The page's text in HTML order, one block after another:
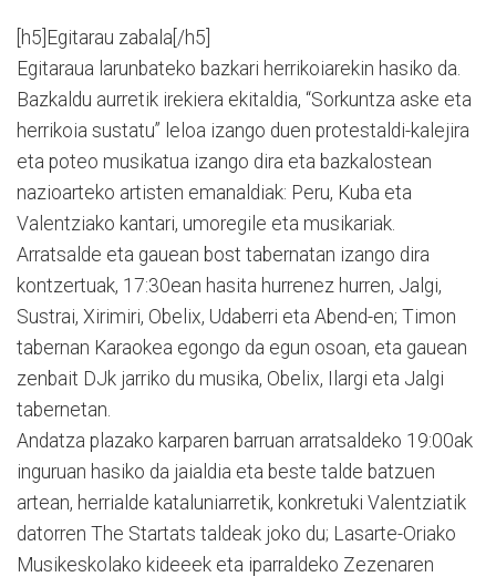
[h5]Egitarau zabala[/h5]
Egitaraua larunbateko bazkari herrikoiarekin hasiko da.
Bazkaldu aurretik irekiera ekitaldia, “Sorkuntza aske eta
herrikoia sustatu” leloa izango duen protestaldi-kalejira
eta poteo musikatua izango dira eta bazkalostean
nazioarteko artisten emanaldiak: Peru, Kuba eta
Valentziako kantari, umoregile eta musikariak.
Arratsalde eta gauean bost tabernatan izango dira
kontzertuak, 17:30ean hasita hurrenez hurren, Jalgi,
Sustrai, Xirimiri, Obelix, Udaberri eta Abend-en; Timon
tabernan Karaokea egongo da egun osoan, eta gauean
zenbait DJk jarriko du musika, Obelix, Ilargi eta Jalgi
tabernetan.
Andatza plazako karparen barruan arratsaldeko 19:00ak
inguruan hasiko da jaialdia eta beste talde batzuen
artean, herrialde kataluniarretik, konkretuki Valentziatik
datorren The Startats taldeak joko du; Lasarte-Oriako
Musikeskolako kideeek eta iparraldeko Zezenaren